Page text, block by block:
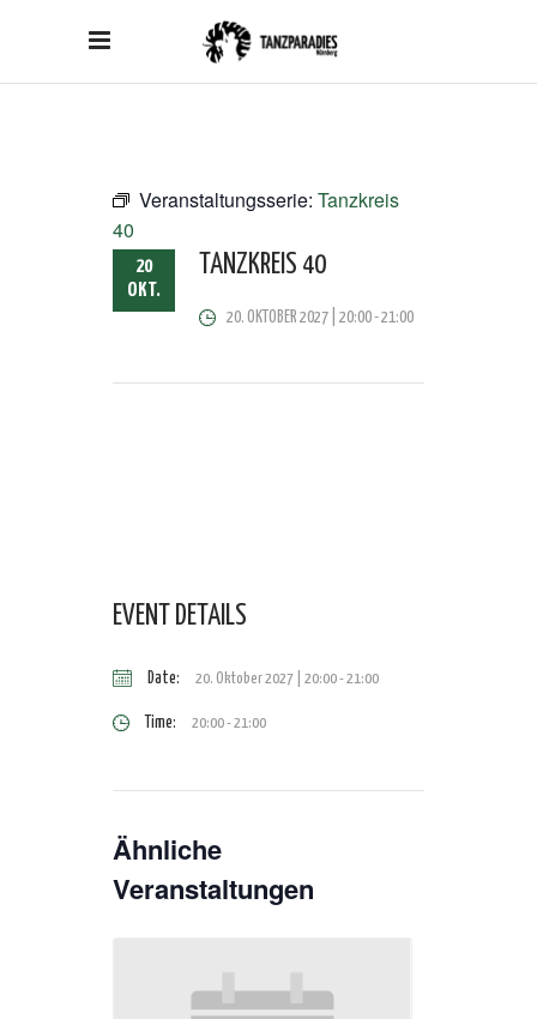
Veranstaltungsserie: Tanzkreis
40
20
OKT.
TANZKREIS 40
20. OKTOBER 2027 | 20:00-21:00
EVENT DETAILS
Date: 20. Oktober 2027 | 20:00-21:00
Time: 20:00 - 21:00
Ähnliche
Veranstaltungen